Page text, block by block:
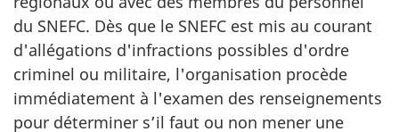
du SNEFC. Dès que le SNEFC est mis au courant
d'allégations d'infractions possibles d'ordre
criminel ou militaire, l'organisation procède
immédiatement à l'examen des renseignements
pour déterminer s’il faut ou non mener une